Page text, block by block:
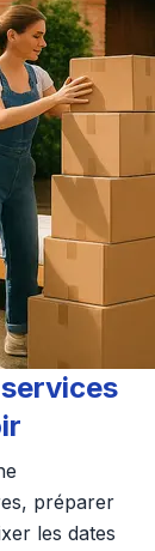
préparer
les dates